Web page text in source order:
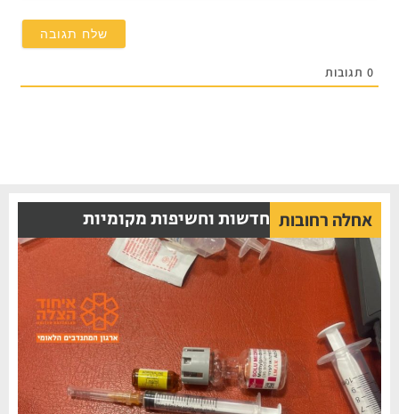
תגובות
אחלה רחובות חדשות וחשיפות מקומיות